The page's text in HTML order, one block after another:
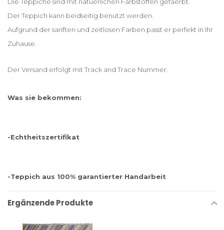
Die Teppiche sind mit natuerlichen Farbstoffen gefaerbt.
Der Teppich kann beidseitig benutzt werden.
Aufgrund der sanften und zeitlosen Farben passt er perfekt in Ihr
Zuhause.
Der Versand erfolgt mit Track and Trace Nummer.
Was sie bekommen:
-Echtheitszertifikat
-Teppich aus 100% garantierter Handarbeit
Ergänzende Produkte